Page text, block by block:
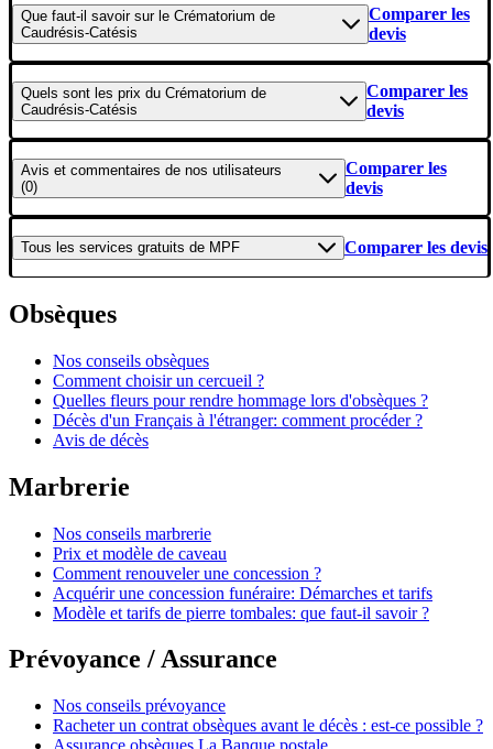
Que faut-il savoirsur le Crématorium de
Caudrésis-Catésis
Comparer les
devis
Quels sont les prix du Crématorium de
Caudrésis-Catésis
Comparer les
devis
Avis et commentaires de nos utilisateurs
(0)
Comparer les
devis
Tous les services gratuits de MPF Comparer les devis
Obsèques
Nos conseils obsèques
Comment choisir un cercueil ?
Quelles fleurs pour rendre hommage lors d'obsèques ?
Décès d'un Français à l'étranger: comment procéder ?
Avis de décès
Marbrerie
Nos conseils marbrerie
Prix et modèle de caveau
Comment renouveler une concession ?
Acquérir une concession funéraire: Démarches et tarifs
Modèle et tarifs de pierre tombales: que faut-il savoir ?
Prévoyance / Assurance
Nos conseils prévoyance
Racheter un contrat obsèques avant le décès : est-ce possible ?